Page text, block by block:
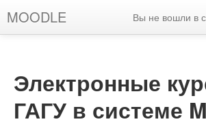
MOODLE Вы не вошли в
Электронные
ГАГУ в системе